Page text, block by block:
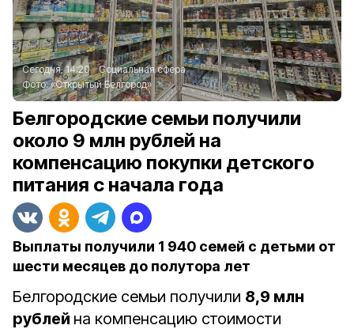
Сегодня, 14:20
Социальная сфера
Фото:«Открытый Белгород»
Белгородские семьи получили
около 9 млн рублей на
компенсацию покупки детского
питания с начала года
Выплаты получили 1 940 семей с детьми от
шести месяцев до полутора лет
Белгородские семьи получили 8,9 млн
рублей на компенсацию стоимости